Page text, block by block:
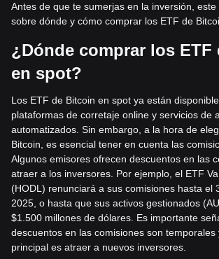
Antes de que te sumerjas en la inversión,
sobre dónde y cómo comprar los ETF de
¿Dónde comprar los ETF
en spot?
Los ETF de Bitcoin en spot ya están
plataformas de corretaje online y servicios de
automatizados. Sin embargo, a la hora de
Bitcoin, es esencial tener en cuenta las
Algunos emisores ofrecen descuentos en las
atraer a los inversores. Por ejemplo, el ETF
(HODL) renunciará a sus comisiones hasta el
2025, o hasta que sus activos gestionados
$1.500 millones de dólares. Es importante
descuentos en las comisiones son temporales
principal es atraer a nuevos inversores.